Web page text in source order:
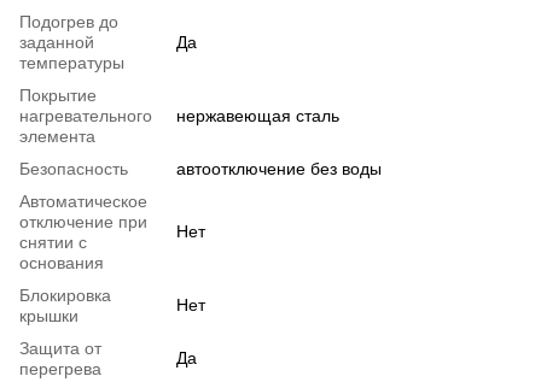
Подогрев до
заданной
температуры
Да
Покрытие
нагревательного
элемента
нержавеющая сталь
Безопасность
автоотключение без воды
Автоматическое
отключение при
снятии с
основания
Нет
Блокировка
крышки
Нет
Защита от
перегрева
Да